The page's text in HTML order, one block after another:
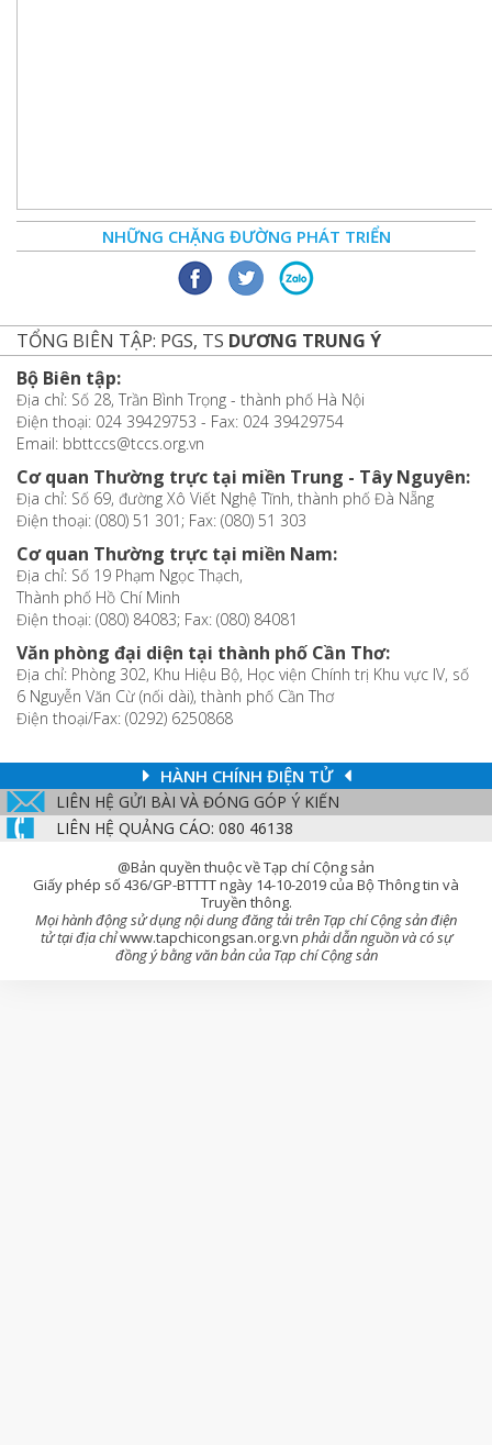
NHỮNG CHẶNG ĐƯỜNG PHÁT TRIỂN
TỔNG BIÊN TẬP: PGS, TS DƯƠNG TRUNG Ý
Bộ Biên tập:
Địa chỉ: Số 28, Trần Bình Trọng - thành phố Hà Nội
Điện thoại: 024 39429753 - Fax: 024 39429754
Email: bbttccs@tccs.org.vn
Cơ quan Thường trực tại miền Trung - Tây Nguyên:
Địa chỉ: Số 69, đường Xô Viết Nghệ Tĩnh, thành phố Đà Nẵng
Điện thoại: (080) 51 301; Fax: (080) 51 303
Cơ quan Thường trực tại miền Nam:
Địa chỉ: Số 19 Phạm Ngọc Thạch,
Thành phố Hồ Chí Minh
Điện thoại: (080) 84083; Fax: (080) 84081
Văn phòng đại diện tại thành phố Cần Thơ:
Địa chỉ: Phòng 302, Khu Hiệu Bộ, Học viện Chính trị Khu vực IV, số
6 Nguyễn Văn Cừ (nối dài), thành phố Cần Thơ
Điện thoại/Fax: (0292) 6250868
HÀNH CHÍNH ĐIỆN TỬ
LIÊN HỆ GỬI BÀI VÀ ĐÓNG GÓP Ý KIẾN
LIÊN HỆ QUẢNG CÁO: 080 46138
@Bản quyền thuộc về Tạp chí Cộng sản
Giấy phép số 436/GP-BTTTT ngày 14-10-2019 của Bộ Thông tin và
Truyền thông.
Mọi hành động sử dụng nội dung đăng tải trên Tạp chí Cộng sản điện
tử tại địa chỉwww.tapchicongsan.org.vn phải dẫn nguồn và có sự
đồng ý bằng văn bản của Tạp chí Cộng sản